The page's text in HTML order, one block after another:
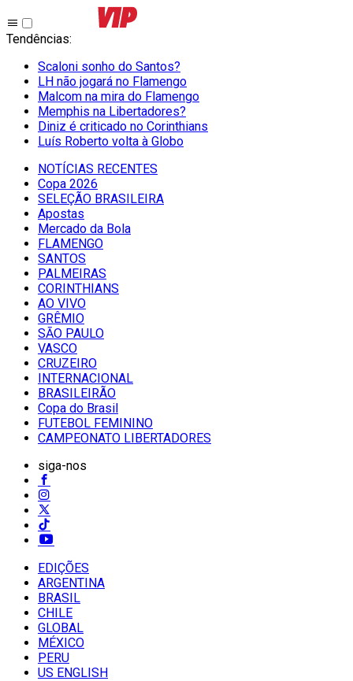
Tendências:
Scaloni sonho do Santos?
LH não jogará no Flamengo
Malcom na mira do Flamengo
Memphis na Libertadores?
Diniz é criticado no Corinthians
Luís Roberto volta à Globo
NOTÍCIAS RECENTES
Copa 2026
SELEÇÃO BRASILEIRA
Apostas
Mercado da Bola
FLAMENGO
SANTOS
PALMEIRAS
CORINTHIANS
AO VIVO
GRÊMIO
SĀO PAULO
VASCO
CRUZEIRO
INTERNACIONAL
BRASILEIRÃO
Copa do Brasil
FUTEBOL FEMININO
CAMPEONATO LIBERTADORES
siga-nos
EDIÇÕES
ARGENTINA
BRASIL
CHILE
GLOBAL
MÉXICO
PERU
US ENGLISH